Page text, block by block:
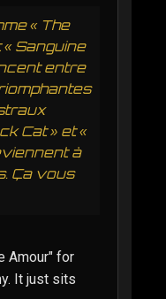
« The
« Sanguine
entre
Cat » et «
à
Ça vous
Amour" for
It just sits